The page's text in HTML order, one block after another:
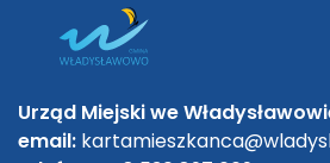
Urząd Miejski we
email: